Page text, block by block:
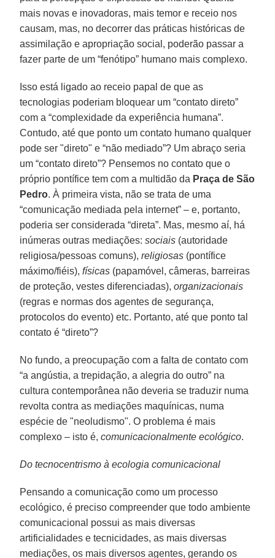
mais novas e inovadoras, mais temor e receio nos
causam, mas, no decorrer das práticas históricas de
assimilação e apropriação social, poderão passar a
fazer parte de um “fenótipo” humano mais complexo.
Isso está ligado ao receio papal de que as
tecnologias poderiam bloquear um “contato direto”
com a “complexidade da experiência humana”.
Contudo, até que ponto um contato humano qualquer
pode ser "direto" e “não mediado”? Um abraço seria
um “contato direto”? Pensemos no contato que o
próprio pontífice tem com a multidão da Praça de São
Pedro. À primeira vista, não se trata de uma
“comunicação mediada pela internet” – e, portanto,
poderia ser considerada “direta”. Mas, mesmo aí, há
inúmeras outras mediações:sociais (autoridade
religiosa/pessoas comuns),religiosas (pontífice
máximo/fiéis),físicas (papamóvel, câmeras, barreiras
de proteção, vestes diferenciadas),organizacionais
(regras e normas dos agentes de segurança,
protocolos do evento) etc. Portanto, até que ponto tal
contato é “direto”?
No fundo, a preocupação com a falta de contato com
“a angústia, a trepidação, a alegria do outro” na
cultura contemporânea não deveria se traduzir numa
revolta contra as mediações maquínicas, numa
espécie de "neoludismo". O problema é mais
complexo – isto é,comunicacionalmente ecológico.
Do tecnocentrismo à ecologia comunicacional
Pensando a comunicação como um processo
ecológico, é preciso compreender que todo ambiente
comunicacional possui as mais diversas
artificialidades e tecnicidades, as mais diversas
mediações, os mais diversos agentes, gerando os